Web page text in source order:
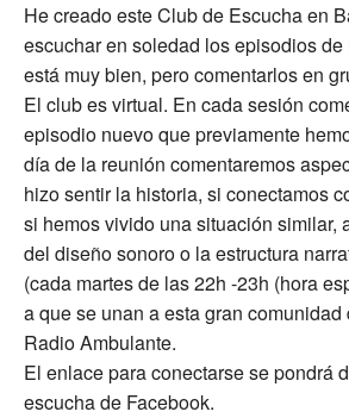
He creado este Club de Escucha en
escuchar en soledad los episodios
está muy bien, pero comentarlos en
El club es virtual. En cada sesión
episodio nuevo que previamente
día de la reunión comentaremos
hizo sentir la historia, si conectamos
si hemos vivido una situación similar,
del diseño sonoro o la estructura
(cada martes de las 22h -23h (hora
a que se unan a esta gran comunidad
Radio Ambulante.
El enlace para conectarse se pondrá
escucha de Facebook.